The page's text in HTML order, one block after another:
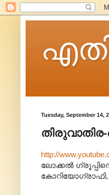
Tuesday, September 14,
http://
ലോക്കൽ